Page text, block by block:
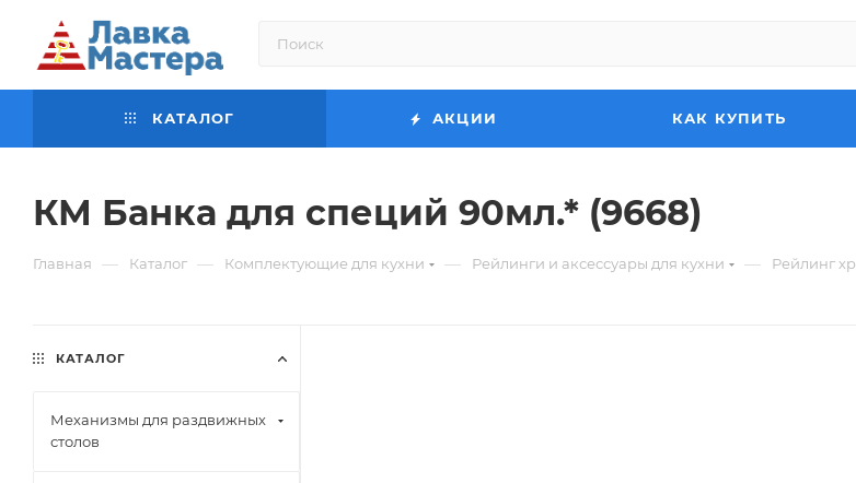
КАТАЛОГ АКЦИИ КАК КУПИТЬ
КМ Банка для специй 90мл.* (9668)
Главная — Каталог — Комплектующие для кухни — Рейлинги и аксессуары для кухни — Рейлинг
КАТАЛОГ
Механизмы для раздвижных
столов